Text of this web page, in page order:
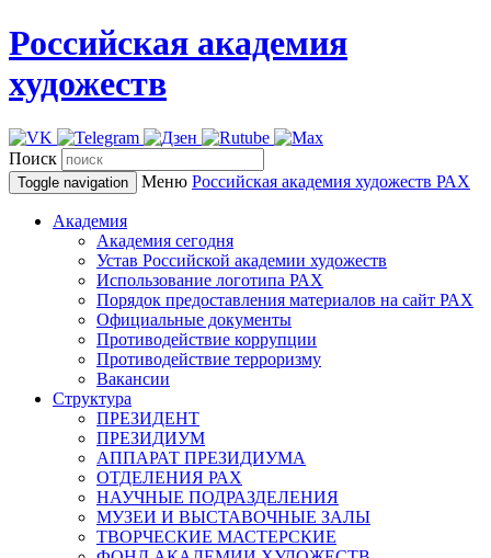
Российская академия
художеств
Поиск
Toggle navigation Меню Российская академия художеств РАХ
Академия
Академия сегодня
Устав Российской академии художеств
Использование логотипа РАХ
Порядок предоставления материалов на сайт РАХ
Официальные документы
Противодействие коррупции
Противодействие терроризму
Вакансии
Структура
ПРЕЗИДЕНТ
ПРЕЗИДИУМ
АППАРАТ ПРЕЗИДИУМА
ОТДЕЛЕНИЯ РАХ
НАУЧНЫЕ ПОДРАЗДЕЛЕНИЯ
МУЗЕИ И ВЫСТАВОЧНЫЕ ЗАЛЫ
ТВОРЧЕСКИЕ МАСТЕРСКИЕ